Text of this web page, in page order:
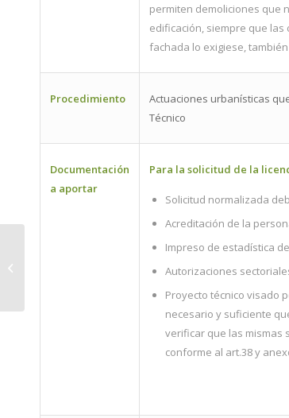
permiten demoliciones que
edificación, siempre que las
fachada lo exigiese,
Procedimiento
Actuaciones urbanísticas
Técnico
Documentación
a aportar
Para la solicitud de la
Solicitud normalizada
Acreditación de la
Impreso de estadística
Autorizaciones
Proyecto técnico visado
necesario y suficiente
verificar que las mismas
conforme al art.38 y
Obras de Reforma General